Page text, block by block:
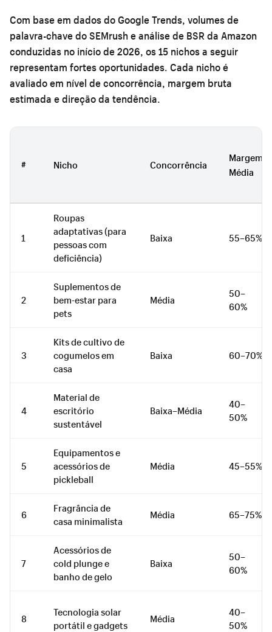
Com base em dados do Google Trends, volumes de
palavra-chave do SEMrush e análise de BSR da Amazon
conduzidas no início de 2026, os 15 nichos a seguir
representam fortes oportunidades. Cada nicho é
avaliado em nível de concorrência, margem bruta
estimada e direção da tendência.
# Nicho Concorrência
Margem
Média
1
Roupas
adaptativas (para
pessoas com
deficiência)
Baixa 55–65%
2
Suplementos de
bem-estar para
pets
Média
50–
60%
3
Kits de cultivo de
cogumelos em
casa
Baixa 60–70%
4
Material de
escritório
sustentável
Baixa–Média
40–
50%
5
Equipamentos e
acessórios de
pickleball
Média 45–55%
6
Fragrância de
casa minimalista
Média 65–75%
7
Acessórios de
cold plunge e
banho de gelo
Baixa
50–
60%
8
Tecnologia solar
portátil e gadgets
Média
40–
50%